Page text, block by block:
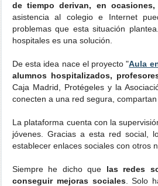
de tiempo derivan, en
asistencia al colegio e Internet
problemas que esta situación
hospitales es una solución.
De esta idea nace el proyecto "Aula
alumnos hospitalizados,
Caja Madrid, Protégeles y la
conecten a una red segura,
La plataforma cuenta con la
jóvenes. Gracias a esta red social,
establecer enlaces sociales con otros
Siempre he dicho que las redes
conseguir mejoras sociales. Solo